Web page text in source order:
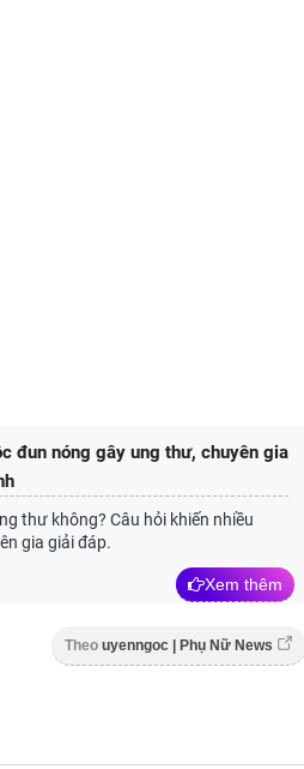
đun nóng gây ung thư, chuyên gia
thư không? Câu hỏi khiến nhiều
gia giải đáp.
Xem thêm
Theo uyenngoc | Phụ Nữ News